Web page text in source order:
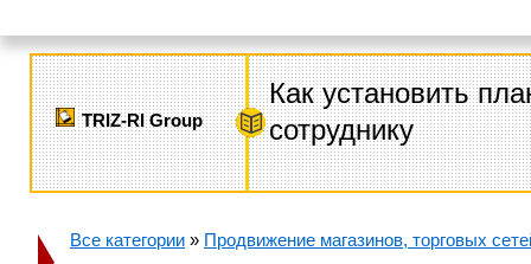
TRIZ-RI Group
Как установить
сотруднику
Все категории » Продвижение магазинов, торговых